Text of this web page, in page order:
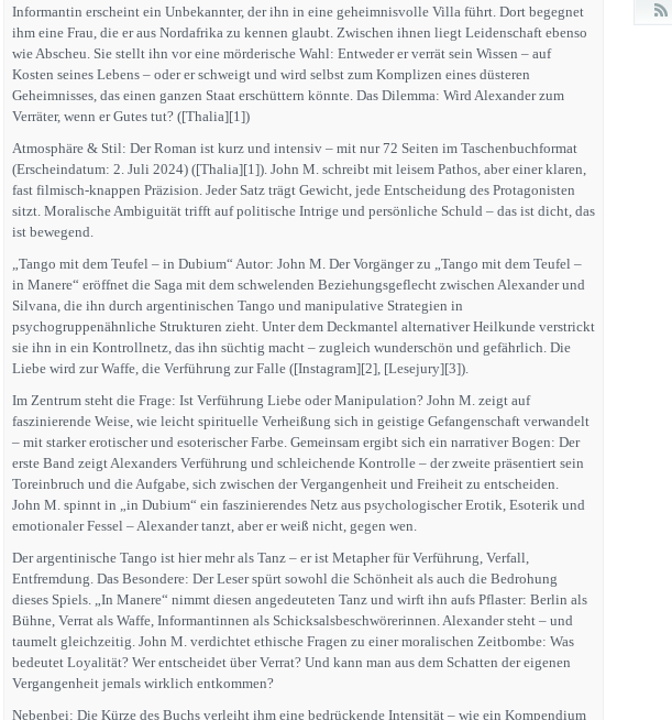
Informantin erscheint ein Unbekannter, der ihn in eine geheimnisvolle Villa führt. Dort begegnet
ihm eine Frau, die er aus Nordafrika zu kennen glaubt. Zwischen ihnen liegt Leidenschaft ebenso
wie Abscheu. Sie stellt ihn vor eine mörderische Wahl: Entweder er verrät sein Wissen – auf
Kosten seines Lebens – oder er schweigt und wird selbst zum Komplizen eines düsteren
Geheimnisses, das einen ganzen Staat erschüttern könnte. Das Dilemma: Wird Alexander zum
Verräter, wenn er Gutes tut? ([Thalia][1])
Atmosphäre & Stil: Der Roman ist kurz und intensiv – mit nur 72 Seiten im Taschenbuchformat
(Erscheindatum: 2. Juli 2024) ([Thalia][1]). John M. schreibt mit leisem Pathos, aber einer klaren,
fast filmisch-knappen Präzision. Jeder Satz trägt Gewicht, jede Entscheidung des Protagonisten
sitzt. Moralische Ambiguität trifft auf politische Intrige und persönliche Schuld – das ist dicht, das
ist bewegend.
„Tango mit dem Teufel – in Dubium“ Autor: John M. Der Vorgänger zu „Tango mit dem Teufel –
in Manere“ eröffnet die Saga mit dem schwelenden Beziehungsgeflecht zwischen Alexander und
Silvana, die ihn durch argentinischen Tango und manipulative Strategien in
psychogruppenähnliche Strukturen zieht. Unter dem Deckmantel alternativer Heilkunde verstrickt
sie ihn in ein Kontrollnetz, das ihn süchtig macht – zugleich wunderschön und gefährlich. Die
Liebe wird zur Waffe, die Verführung zur Falle ([Instagram][2], [Lesejury][3]).
Im Zentrum steht die Frage: Ist Verführung Liebe oder Manipulation? John M. zeigt auf
faszinierende Weise, wie leicht spirituelle Verheißung sich in geistige Gefangenschaft verwandelt
– mit starker erotischer und esoterischer Farbe. Gemeinsam ergibt sich ein narrativer Bogen: Der
erste Band zeigt Alexanders Verführung und schleichende Kontrolle – der zweite präsentiert sein
Toreinbruch und die Aufgabe, sich zwischen der Vergangenheit und Freiheit zu entscheiden.
John M. spinnt in „in Dubium“ ein faszinierendes Netz aus psychologischer Erotik, Esoterik und
emotionaler Fessel – Alexander tanzt, aber er weiß nicht, gegen wen.
Der argentinische Tango ist hier mehr als Tanz – er ist Metapher für Verführung, Verfall,
Entfremdung. Das Besondere: Der Leser spürt sowohl die Schönheit als auch die Bedrohung
dieses Spiels. „In Manere“ nimmt diesen angedeuteten Tanz und wirft ihn aufs Pflaster: Berlin als
Bühne, Verrat als Waffe, Informantinnen als Schicksalsbeschwörerinnen. Alexander steht – und
taumelt gleichzeitig. John M. verdichtet ethische Fragen zu einer moralischen Zeitbombe: Was
bedeutet Loyalität? Wer entscheidet über Verrat? Und kann man aus dem Schatten der eigenen
Vergangenheit jemals wirklich entkommen?
Nebenbei: Die Kürze des Buchs verleiht ihm eine bedrückende Intensität – wie ein Kompendium